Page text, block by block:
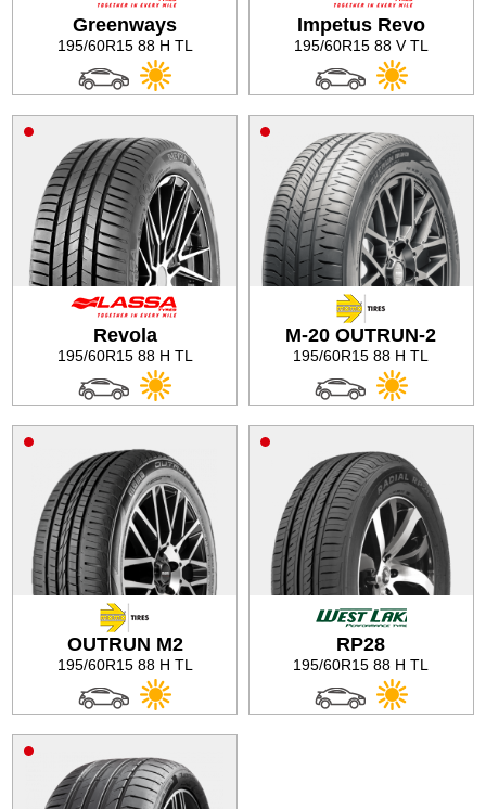
Баланс на автомобилните гуми
Greenways
195/60R15 88 H TL
Impetus Revo
195/60R15 88 V TL
Revola
195/60R15 88 H TL
M-20 OUTRUN-2
195/60R15 88 H TL
OUTRUN M2
195/60R15 88 H TL
RP28
195/60R15 88 H TL